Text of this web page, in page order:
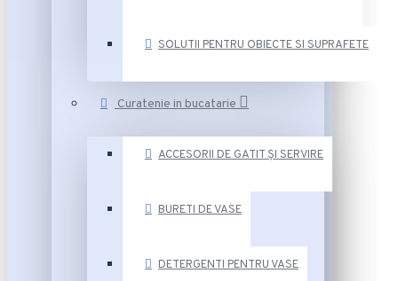
SOLUTII PENTRU OBIECTE SI SUPRAFETE
Curatenie in bucatarie
ACCESORII DE GATIT ȘI SERVIRE
BURETI DE VASE
DETERGENTI PENTRU VASE